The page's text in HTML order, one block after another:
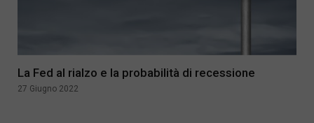
La Fed al rialzo e la probabilità di recessione
27 Giugno 2022